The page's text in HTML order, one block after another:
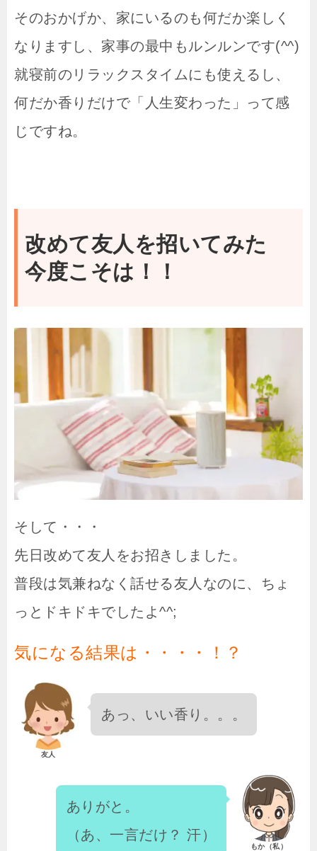
そのおかげか、家にいるのも何だか楽しく
なりますし、家事の最中もルンルンです(^^)
就寝前のリラックスタイムにも使えるし、
何だか香りだけで「人生変わった」って感
じですね。
改めて友人を招いてみた
今度こそは！！
そして・・・
先日改めて友人をお招きしました。
普段は気兼ねなく話せる友人なのに、ちょ
っとドキドキでしたよ^^;
気になる結果は・・・・！？
友人
あっ、いい香り。。。
ありがと。
（あ、一言だけ？ 汗）
もか（私）